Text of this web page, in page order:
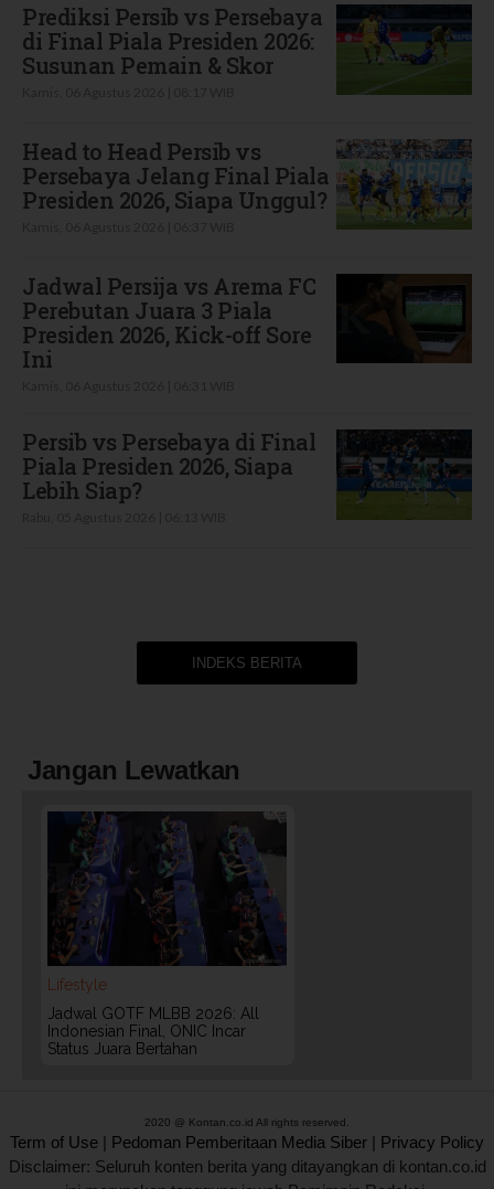
Prediksi Persib vs Persebaya
di Final Piala Presiden 2026:
Susunan Pemain & Skor
Head to Head Persib vs
Persebaya Jelang Final Piala
Presiden 2026, Siapa Unggul?
Jadwal Persija vs Arema FC
Perebutan Juara 3 Piala
Presiden 2026, Kick-off Sore
Ini
Persib vs Persebaya di Final
Piala Presiden 2026, Siapa
Lebih Siap?
INDEKS BERITA
Jangan Lewatkan
Lifestyle
Jadwal GOTF MLBB 2026: All
Indonesian Final, ONIC Incar
Status Juara Bertahan
2020 @ Kontan.co.id All rights reserved.
Term of Use | Pedoman Pemberitaan Media Siber | Privacy Policy
Disclaimer: Seluruh konten berita yang ditayangkan di kontan.co.id